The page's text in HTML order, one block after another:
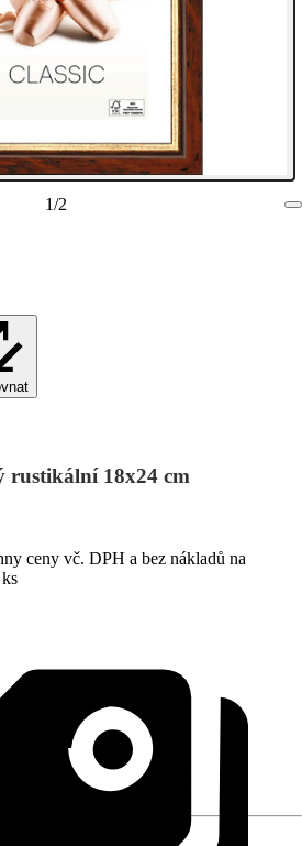
1/2
rustikální 18x24 cm
ceny vč. DPH a bez nákladů na
ks